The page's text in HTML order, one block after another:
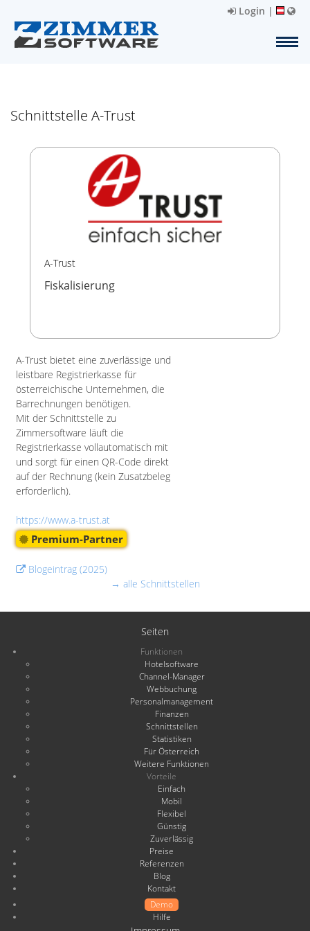
Login |
Schnittstelle A-Trust
A-Trust
Fiskalisierung
A-Trust bietet eine zuverlässige und
leistbare Registrierkasse für
österreichische Unternehmen, die
Barrechnungen benötigen.
Mit der Schnittstelle zu
Zimmersoftware läuft die
Registrierkasse vollautomatisch mit
und sorgt für einen QR-Code direkt
auf der Rechnung (kein Zusatzbeleg
erforderlich).
https://www.a-trust.at
Premium-Partner
Blogeintrag (2025)
→ alle Schnittstellen
Seiten
Funktionen
Hotelsoftware
Channel-Manager
Webbuchung
Personalmanagement
Finanzen
Schnittstellen
Statistiken
Für Österreich
Weitere Funktionen
Vorteile
Einfach
Mobil
Flexibel
Günstig
Zuverlässig
Preise
Referenzen
Blog
Kontakt
Demo
Hilfe